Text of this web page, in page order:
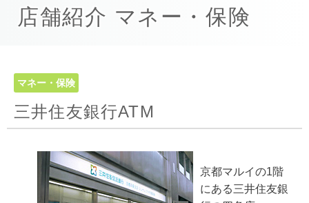
店舗紹介 マネー・保険
マネー・保険
三井住友銀行ATM
京都マルイの1階
にある三井住友銀